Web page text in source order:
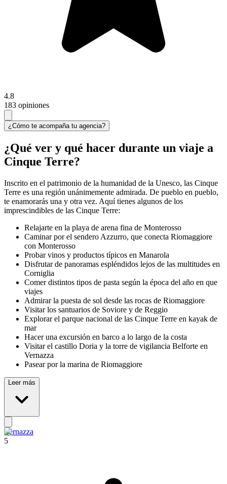
4.8
183 opiniones
¿Cómo te acompaña tu agencia?
¿Qué ver y qué hacer durante un viaje a
Cinque Terre?
Inscrito en el patrimonio de la humanidad de la Unesco, las Cinque
Terre es una región unánimemente admirada. De pueblo en pueblo,
te enamorarás una y otra vez. Aquí tienes algunos de los
imprescindibles de las Cinque Terre:
Relajarte en la playa de arena fina de Monterosso
Caminar por el sendero Azzurro, que conecta Riomaggiore
con Monterosso
Probar vinos y productos típicos en Manarola
Disfrutar de panoramas espléndidos lejos de las multitudes en
Corniglia
Comer distintos tipos de pasta según la época del año en que
viajes
Admirar la puesta de sol desde las rocas de Riomaggiore
Visitar los santuarios de Soviore y de Reggio
Explorar el parque nacional de las Cinque Terre en kayak de
mar
Hacer una excursión en barco a lo largo de la costa
Visitar el castillo Doria y la torre de vigilancia Belforte en
Vernazza
Pasear por la marina de Riomaggiore
Leer más
Vernazza
5